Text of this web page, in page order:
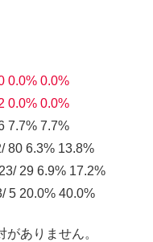
0.0% 0.0%
0.0% 0.0%
7.7% 7.7%
80 6.3% 13.8%
29 6.9% 17.2%
5 20.0% 40.0%
がありません。